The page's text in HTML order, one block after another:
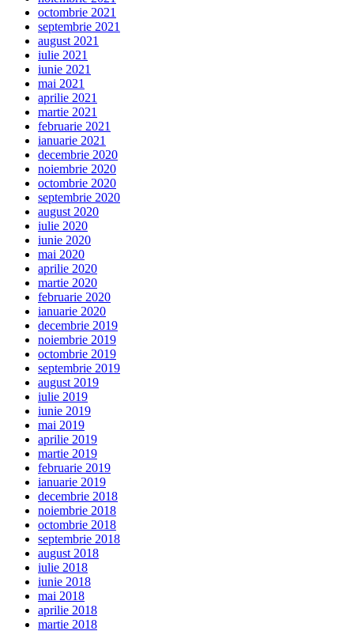
octombrie 2021
septembrie 2021
august 2021
iulie 2021
iunie 2021
mai 2021
aprilie 2021
martie 2021
februarie 2021
ianuarie 2021
decembrie 2020
noiembrie 2020
octombrie 2020
septembrie 2020
august 2020
iulie 2020
iunie 2020
mai 2020
aprilie 2020
martie 2020
februarie 2020
ianuarie 2020
decembrie 2019
noiembrie 2019
octombrie 2019
septembrie 2019
august 2019
iulie 2019
iunie 2019
mai 2019
aprilie 2019
martie 2019
februarie 2019
ianuarie 2019
decembrie 2018
noiembrie 2018
octombrie 2018
septembrie 2018
august 2018
iulie 2018
iunie 2018
mai 2018
aprilie 2018
martie 2018